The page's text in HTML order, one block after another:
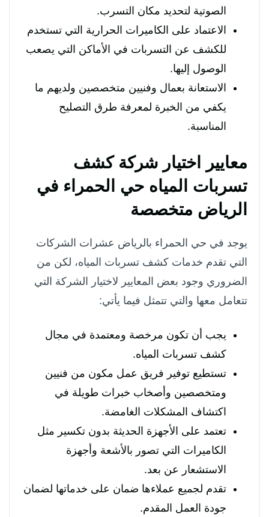
الصوتية لتحديد مكان التسرب.
الاعتماد على الكاميرات الحرارية التي تستخدم
للكشف عن التسربات في الأماكن التي يصعب
الوصول إليها.
الاستعانة بعمال وفنيين متخصصين ولديهم ما
يكفي من الخبرة لمعرفة طرق التصليح
المناسبة.
معايير اختيار شركة كشف
تسربات المياه حي الحمراء في
الرياض متخصصة
يوجد في حي الحمراء بالرياض عشرات الشركات
التي تقدم خدمات كشف تسربات المياه، لكن من
الضروري وجود بعض المعايير لاختيار الشركة التي
تتعامل معها والتي تتمثل فيما يأتي:
يجب أن تكون مرخصة ومعتمدة في مجال
كشف تسربات المياه.
تستطيع توفير فريق عمل مكون من فنيين
ومتخصصين وأصخاب خبرات طويلة في
اكتشاف المشكلات الغامضة.
تعتمد على الأجهزة الحديثة بدون تكسير مثل
الكاميرات التي تصور بالأشعة وأجهزة
الاستشعار عن بعد.
تقدم لجميع عملاءها ضمان على خدماتها لضمان
جودة العمل المقدم.